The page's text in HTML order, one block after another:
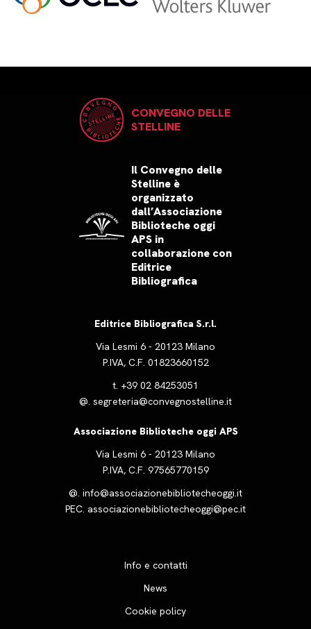
CONVEGNO DELLE
STELLINE
Il Convegno delle
Stelline è
organizzato
dall’Associazione
Biblioteche oggi
APS in
collaborazione con
Editrice
Bibliografica
Editrice Bibliografica S.r.l.
Via Lesmi 6 - 20123 Milano
P.IVA, C.F. 01823660152
t. +39 02 84253051
@. segreteria@convegnostelline.it
Associazione Biblioteche oggi APS
Via Lesmi 6 - 20123 Milano
P.IVA, C.F. 97565770159
@. info@associazionebibliotecheoggi.it
PEC. associazionebibliotecheoggi@pec.it
Info e contatti
News
Cookie policy